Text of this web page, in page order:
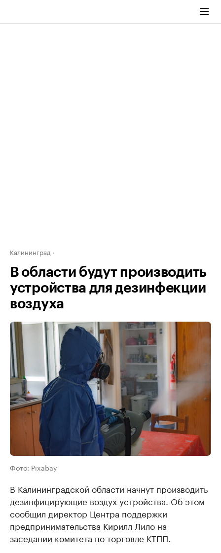
Калининград
В области будут производить
устройства для дезинфекции
воздуха
Фото: Pixabay
В Калининградской области начнут производить
дезинфицирующие воздух устройства. Об этом
сообщил директор Центра поддержки
предпринимательства Кирилл Лило на
заседании комитета по торговле КТПП.